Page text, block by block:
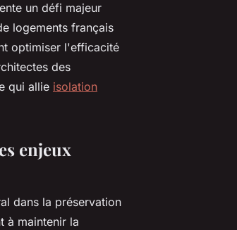
un défi majeur
logements français
optimiser l'efficacité
des
qui allie isolation
enjeux
dans la préservation
à maintenir la